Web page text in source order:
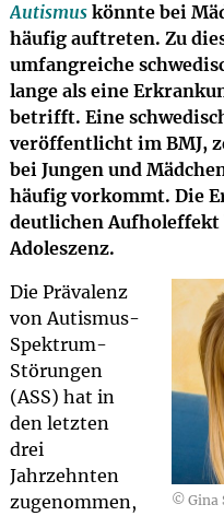
Autismuskönnte bei
häufig auftreten. Zu
umfangreiche
lange als eine
betrifft. Eine
veröffentlicht im BMJ,
bei Jungen und
häufig vorkommt. Die
deutlichen Aufholeffekt
Adoleszenz.
© Gina
Die Prävalenz
von Autismus-
Spektrum-
Störungen
(ASS) hat in
den letzten
drei
Jahrzehnten
zugenommen,